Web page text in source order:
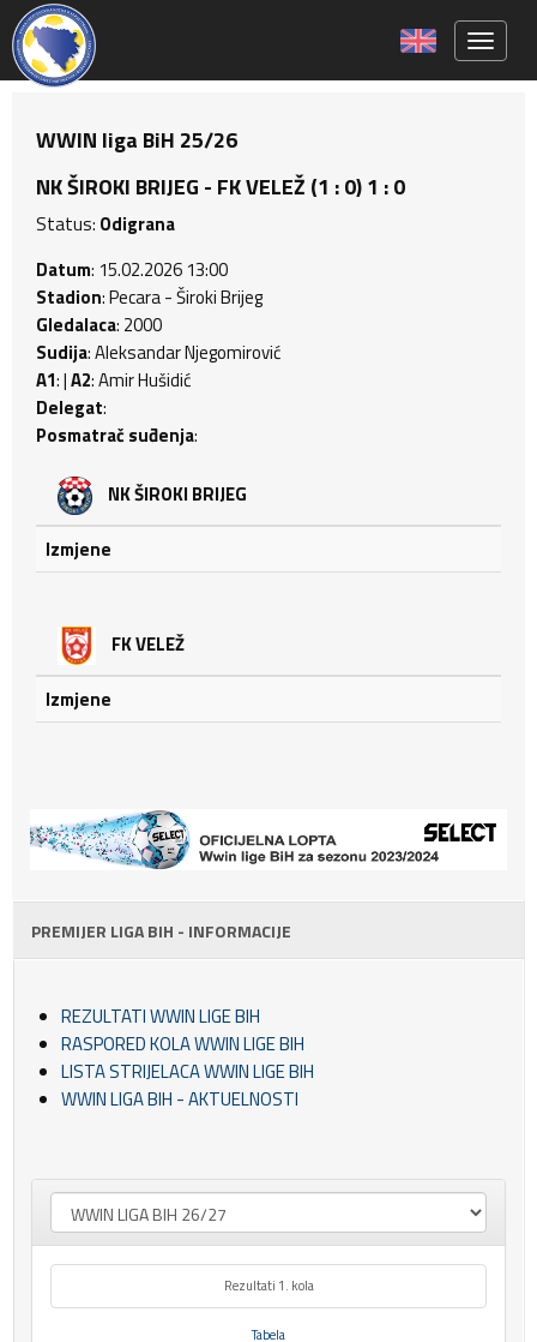
WWIN liga BiH 25/26
NK ŠIROKI BRIJEG - FK VELEŽ (1 : 0) 1 : 0
Status: Odigrana
Datum: 15.02.2026 13:00
Stadion: Pecara - Široki Brijeg
Gledalaca: 2000
Sudija: Aleksandar Njegomirović
A1: |A2: Amir Hušidić
Delegat:
Posmatrač suđenja:
NK ŠIROKI BRIJEG
Izmjene
FK VELEŽ
Izmjene
PREMIJER LIGA BIH - INFORMACIJE
REZULTATI WWIN LIGE BIH
RASPORED KOLA WWIN LIGE BIH
LISTA STRIJELACA WWIN LIGE BIH
WWIN LIGA BIH - AKTUELNOSTI
Rezultati 1. kola
Tabela